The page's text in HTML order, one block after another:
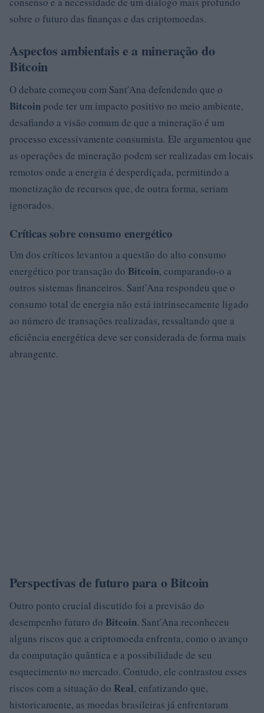
sobre o futuro das finanças e das criptomoedas.
Aspectos ambientais e a mineração do
Bitcoin
O debate começou com Sant’Ana defendendo que o
Bitcoin pode ter um impacto positivo no meio ambiente,
desafiando a visão comum de que a mineração é um
processo excessivamente consumista. Ele argumentou que
as operações de mineração podem ser realizadas em locais
remotos onde a energia é desperdiçada, permitindo a
monetização de recursos que, de outra forma, seriam
ignorados.
Críticas sobre consumo energético
Um dos críticos levantou a questão do alto consumo
energético por transação do Bitcoin, comparando-o a
outros sistemas financeiros. Sant’Ana respondeu que o
consumo total de energia não está intrinsecamente ligado
ao número de transações realizadas, ressaltando que a
eficiência energética deve ser considerada de forma mais
abrangente.
Perspectivas de futuro para o Bitcoin
Outro ponto crucial discutido foi a previsão do
desempenho futuro do Bitcoin. Sant’Ana reconheceu
alguns riscos que a criptomoeda enfrenta, como o avanço
da computação quântica e a possibilidade de seu
esquecimento no mercado. Contudo, ele contrastou esses
riscos com a situação do Real, enfatizando que,
historicamente, as moedas brasileiras já enfrentaram